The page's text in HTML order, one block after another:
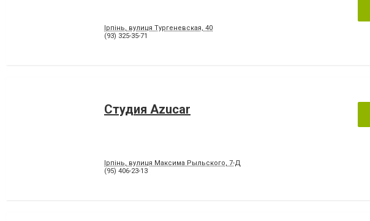
Ірпінь, вулиця Тургеневская, 40
(93) 325-35-71
Студия Azucar
Ірпінь, вулиця Максима Рыльского, 7-Д
(95) 406-23-13